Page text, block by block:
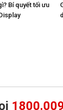
Bí quyết tối ưu